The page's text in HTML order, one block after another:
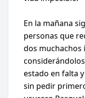
En la mañana
personas que
dos muchachos
estado en falta
sin pedir